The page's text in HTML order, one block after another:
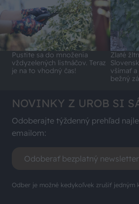
Pustite sa do množenia
vždyzelených listnáčov. Teraz
je na to vhodný čas!
Zlaté
všímať
bežný
NOVINKY Z UROB SI
Odoberajte týždenný prehľad
emailom:
Odoberať bezplatný newsletter
Odber je možné kedykoľvek zrušiť jedným